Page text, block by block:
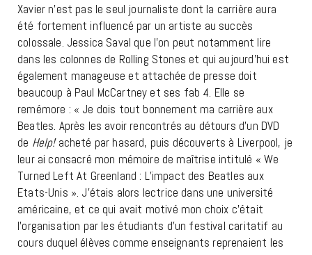
Xavier n’est pas le seul journaliste dont la carrière aura
été fortement influencé par un artiste au succès
colossale. Jessica Saval que l’on peut notamment lire
dans les colonnes de Rolling Stones et qui aujourd’hui est
également manageuse et attachée de presse doit
beaucoup à Paul McCartney et ses fab 4. Elle se
remémore : « Je dois tout bonnement ma carrière aux
Beatles. Après les avoir rencontrés au détours d’un DVD
de Help!acheté par hasard, puis découverts à Liverpool, je
leur ai consacré mon mémoire de maîtrise intitulé « We
Turned Left At Greenland : L’impact des Beatles aux
Etats-Unis ». J’étais alors lectrice dans une université
américaine, et ce qui avait motivé mon choix c’était
l’organisation par les étudiants d’un festival caritatif au
cours duquel élèves comme enseignants reprenaient les